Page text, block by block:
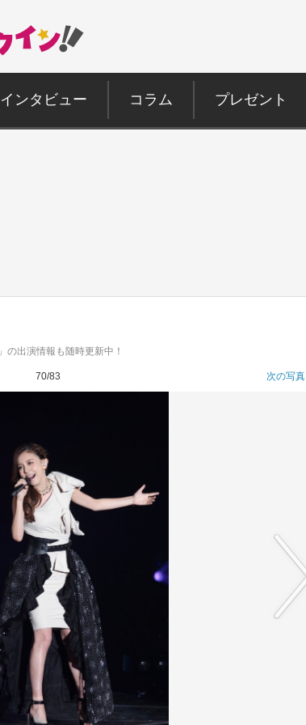
インタビュー コラム プレゼント
の出演情報も随時更新中！
70/83 次の写真